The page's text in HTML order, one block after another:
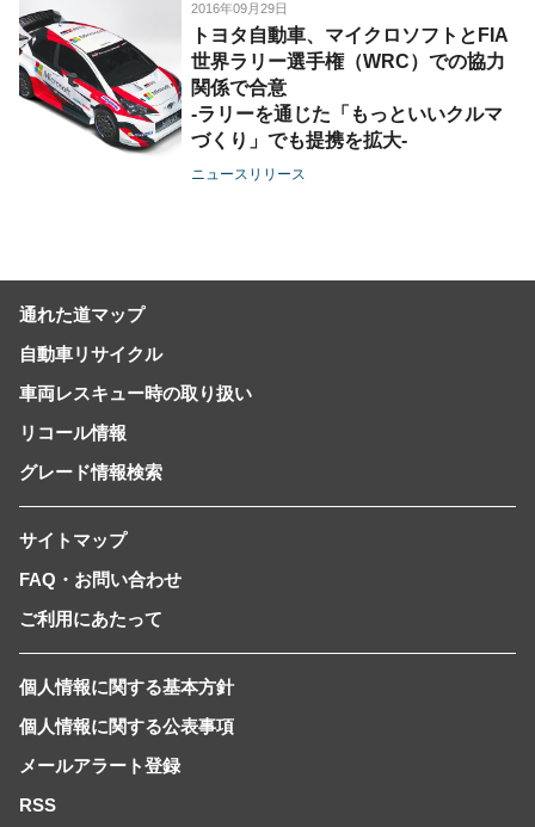
2016年09月29日
トヨタ自動車、マイクロソフトとFIA
世界ラリー選手権（WRC）での協力
関係で合意
-ラリーを通じた「もっといいクルマ
づくり」でも提携を拡大-
ニュースリリース
通れた道マップ
自動車リサイクル
車両レスキュー時の取り扱い
リコール情報
グレード情報検索
サイトマップ
FAQ・お問い合わせ
ご利用にあたって
個人情報に関する基本方針
個人情報に関する公表事項
メールアラート登録
RSS